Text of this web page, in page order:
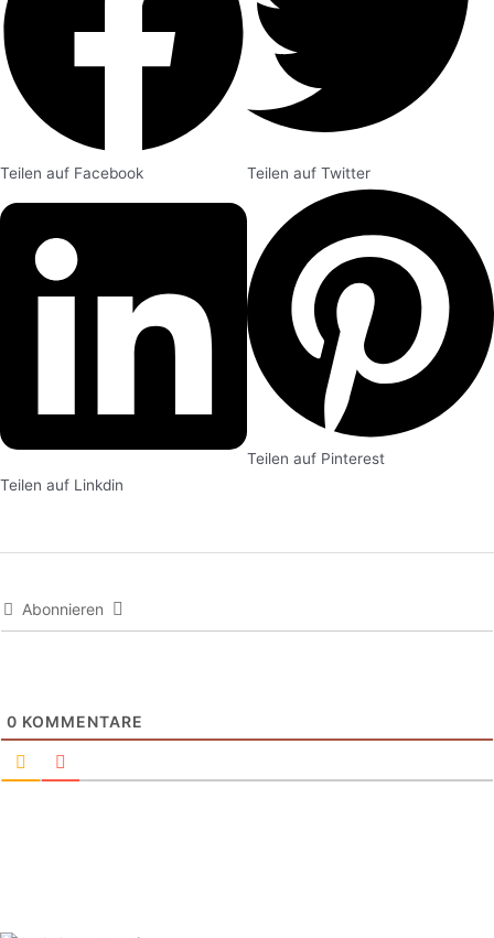
Teilen auf Facebook Teilen auf Twitter
Teilen auf Linkdin
Teilen auf Pinterest
Abonnieren
0 KOMMENTARE